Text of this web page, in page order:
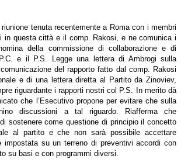
tenuta recentemente a Roma con i membri
in questa città e il comp. Rakosi, e ne comunica i
della commissione di collaborazione e di
e il P.S. Legge una lettera di Ambrogi sulla
del rapporto fatto dal comp. Rakosi
e di una lettera diretta al Partito da Zinoviev,
riguardante i rapporti nostri col P.S. In merito dà
che l’Esecutivo propone per evitare che sulla
discussioni a tal riguardo. Riafferma che
sostenere come questione di principio il concetto
al partito e che non sarà possibile accettare
impostata su un terreno di preventivi accordi con
su basi e con programmi diversi.